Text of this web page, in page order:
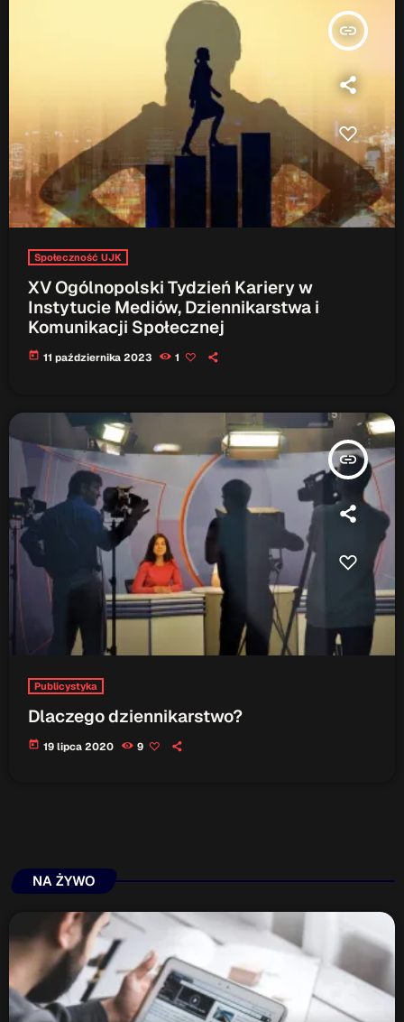
insert_link
Społeczność UJK
XV Ogólnopolski Tydzień Kariery w
Instytucie Mediów, Dziennikarstwa i
Komunikacji Społecznej
today 11 października 2023 1
insert_link
Publicystyka
Dlaczego dziennikarstwo?
today 19 lipca 2020 9
NA ŻYWO